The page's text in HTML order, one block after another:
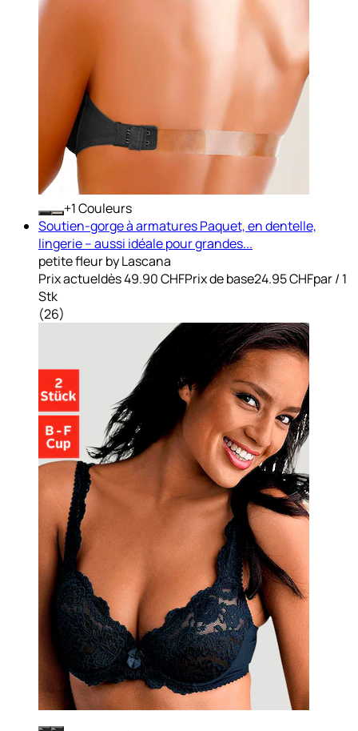
+ Couleurs
Soutien-gorge à armatures Paquet, en dentelle,
lingerie – aussi idéale pour grandes...
petite fleur by Lascana
Prix actueldès49.90 CHFPrix de base24.95 CHFpar/ 1
Stk
(26)